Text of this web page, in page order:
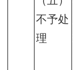
不予处
理